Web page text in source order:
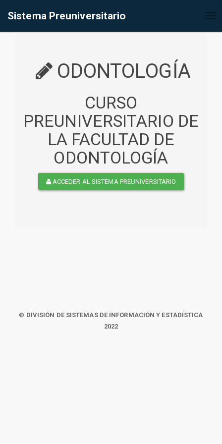
Sistema Preuniversitario
ODONTOLOGÍA
CURSO
PREUNIVERSITARIO DE
LA FACULTAD DE
ODONTOLOGÍA
ACCEDER AL SISTEMA PREUNIVERSITARIO
© DIVISIÓN DE SISTEMAS DE INFORMACIÓN Y ESTADÍSTICA
2022